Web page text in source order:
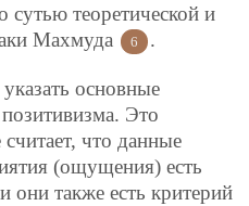
сутью теоретической и
Махмуда
6 .
основные
Это
что данные
(ощущения) есть
они также есть критерий